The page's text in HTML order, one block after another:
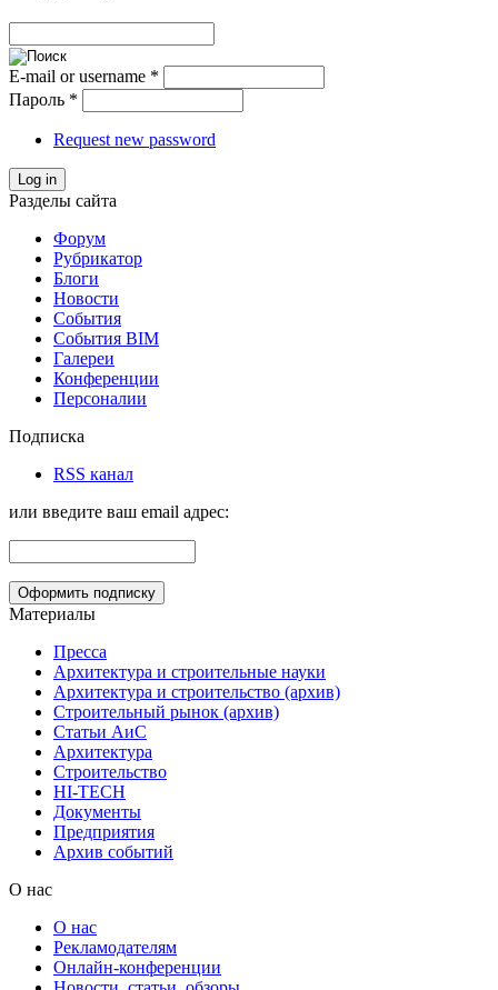
E-mail or username *
Пароль *
Request new password
Log in
Разделы сайта
Форум
Рубрикатор
Блоги
Новости
События
События BIM
Галереи
Конференции
Персоналии
Подписка
RSS канал
или введите ваш email адрес:
Материалы
Пресса
Архитектура и строительные науки
Архитектура и строительство (архив)
Строительный рынок (архив)
Статьи АиС
Архитектура
Строительство
HI-TECH
Документы
Предприятия
Архив событий
О нас
О нас
Рекламодателям
Онлайн-конференции